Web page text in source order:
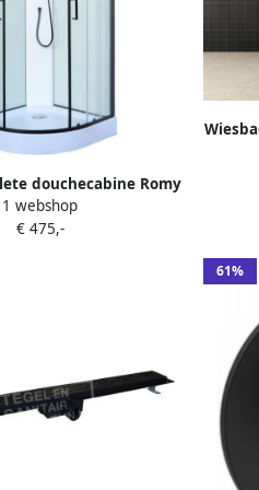
douchecabine Romy
x 90 kitvrij.
1 webshop
€ 475,-
61%